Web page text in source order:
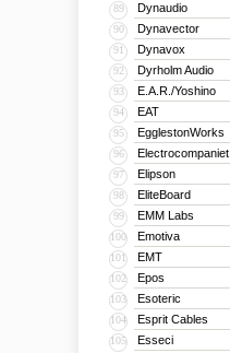
89 Dynaudio
90 Dynavector
91 Dynavox
92 Dyrholm Audio
93 E.A.R./Yoshino
94 EAT
95 EgglestonWorks
96 Electrocompaniet
97 Elipson
98 EliteBoard
99 EMM Labs
100 Emotiva
101 EMT
102 Epos
103 Esoteric
104 Esprit Cables
105 Esseci